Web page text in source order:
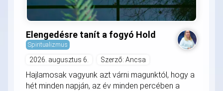
Elengedésre tanít a fogyó Hold
Spiritualizmus
2026. augusztus 6. Szerző: Ancsa
Hajlamosak vagyunk azt várni magunktól, hogy a
hét minden napján, az év minden percében a